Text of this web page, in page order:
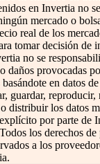
en Invertia no
mercado o
real de los
tomar decisión de
no se
daños provocadas
en datos
guardar, reproducir,
distribuir los datos
por parte de
los derechos de
a los